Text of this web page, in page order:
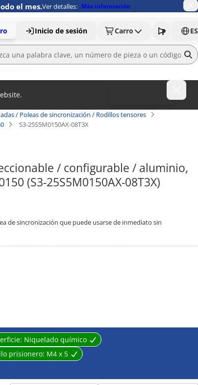
el mes.Ver detalles: Más información
Inicio de sesión Carro ES
/ Poleas de sincronización / Rodillos tensores
S3-25S5M0150AX-08T3X
/ configurable / aluminio,
(S3-25S5M0150AX-08T3X)
de sincronización que puede usarse de inmediato sin
Niquelado químico
prisionero: M4 x 5